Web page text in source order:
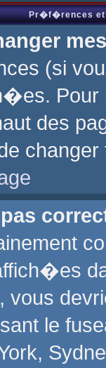
Pr�f�rences et
(si
des
vous
le